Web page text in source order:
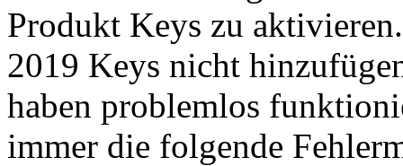
Produkt Keys zu
2019 Keys nicht
haben problemlos
immer die folgende